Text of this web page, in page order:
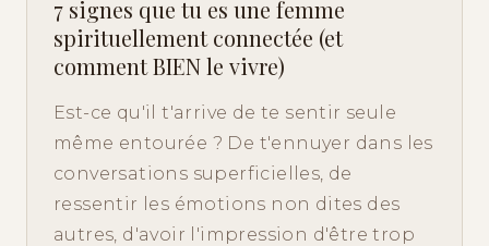
7 signes que tu es une femme
spirituellement connectée (et
comment BIEN le vivre)
Est-ce qu'il t'arrive de te sentir seule
même entourée ? De t'ennuyer dans les
conversations superficielles, de
ressentir les émotions non dites des
autres, d'avoir l'impression d'être trop